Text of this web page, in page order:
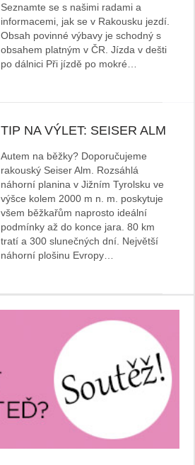
Seznamte se s našimi radami a
informacemi, jak se v Rakousku jezdí.
Obsah povinné výbavy je schodný s
obsahem platným v ČR. Jízda v dešti
po dálnici Při jízdě po mokré…
TIP NA VÝLET: SEISER ALM
Autem na běžky? Doporučujeme
rakouský Seiser Alm. Rozsáhlá
náhorní planina v Jižním Tyrolsku ve
výšce kolem 2000 m n. m. poskytuje
všem běžkařům naprosto ideální
podmínky až do konce jara. 80 km
tratí a 300 slunečných dní. Největší
náhorní plošinu Evropy…